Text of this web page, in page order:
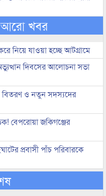
আরো খবর
নিয়ে যাওয়া হচ্ছে আটগ্রামে
দিবসের আলোচনা সভা
বিতরণ ও নতুন সদস্যদের
বেপরোয়া জকিগঞ্জের
প্রবাসী পাঁচ পরিবারকে